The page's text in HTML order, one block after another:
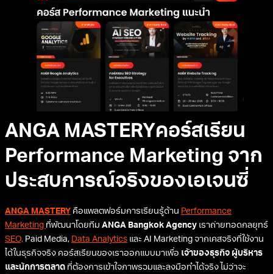
ANGA MASTERYคอร์สเรียน
Performance Marketing จาก
ประสบการณ์จริงของเอเจนซี่
ANGA MASTERY คือแพลตฟอร์มการเรียนรู้ด้าน Performance
Marketing ที่พัฒนาโดยทีม ANGA Bangkok Agency เราถ่ายทอดกลยุทธ์
SEO, Paid Media, Data Analytics และ AI Marketing จากเคสจริงที่ใช้งาน
ได้ในธุรกิจจริง คอร์สเรียนของเราออกแบบมาเพื่อ เจ้าของธุรกิจ ผู้บริหาร
และนักการตลาด ที่ต้องการเข้าใจภาพรวมและลงมือทำได้จริง ไม่ว่าจะ